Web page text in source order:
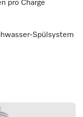
pro Charge
Spülsystem